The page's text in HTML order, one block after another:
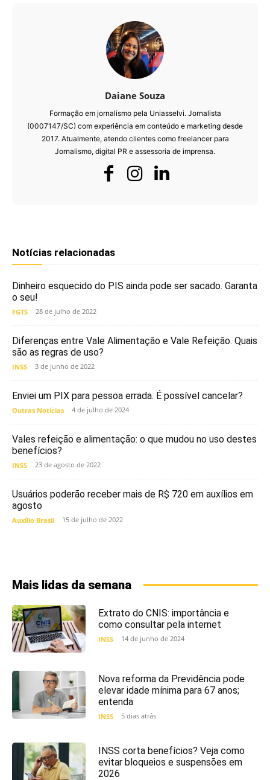
Daiane Souza
Formação em jornalismo pela Uniasselvi. Jornalista
(0007147/SC) com experiência em conteúdo e marketing desde
2017. Atualmente, atendo clientes como freelancer para
Jornalismo, digital PR e assessoria de imprensa.
Notícias relacionadas
Dinheiro esquecido do PIS ainda pode ser sacado. Garanta
o seu!
FGTS 28 de julho de 2022
Diferenças entre Vale Alimentação e Vale Refeição. Quais
são as regras de uso?
INSS 3 de junho de 2022
Enviei um PIX para pessoa errada. É possível cancelar?
Outras Notícias 4 de julho de 2024
Vales refeição e alimentação: o que mudou no uso destes
benefícios?
INSS 23 de agosto de 2022
Usuários poderão receber mais de R$ 720 em auxílios em
agosto
Auxílio Brasil 15 de julho de 2022
Mais lidas da semana
Extrato do CNIS: importância e
como consultar pela internet
INSS 14 de junho de 2024
Nova reforma da Previdência pode
elevar idade mínima para 67 anos;
entenda
INSS 5 dias atrás
INSS corta benefícios? Veja como
evitar bloqueios e suspensões em
2026